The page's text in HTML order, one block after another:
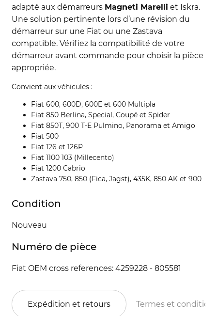
adapté aux démarreurs Magneti Marelli et Iskra.
Une solution pertinente lors d’une révision du
démarreur sur une Fiat ou une Zastava
compatible. Vérifiez la compatibilité de votre
démarreur avant commande pour choisir la pièce
appropriée.
Convient aux véhicules :
Fiat 600, 600D, 600E et 600 Multipla
Fiat 850 Berlina, Special, Coupé et Spider
Fiat 850T, 900 T-E Pulmino, Panorama et Amigo
Fiat 500
Fiat 126 et 126P
Fiat 1100 103 (Millecento)
Fiat 1200 Cabrio
Zastava 750, 850 (Fica, Jagst), 435K, 850 AK et 900
Condition
Nouveau
Numéro de pièce
Fiat OEM cross references: 4259228 - 805581
Expédition et retours Termes et